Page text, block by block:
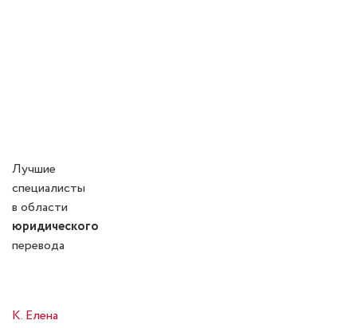
Лучшие
специалисты
в области
юридического
перевода
К. Елена